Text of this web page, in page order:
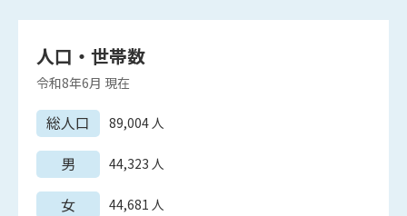
人口・世帯数
令和8年6月 現在
総人口 89,004人
男 44,323 人
女 44,681 人